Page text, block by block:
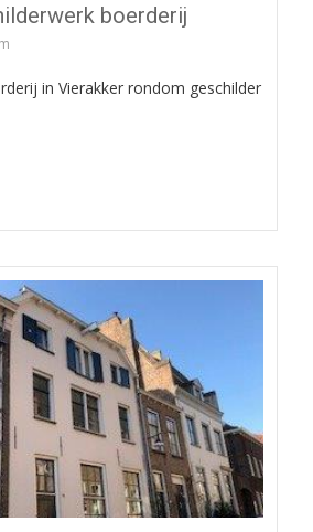
boerderij
in Vierakker rondom geschilder